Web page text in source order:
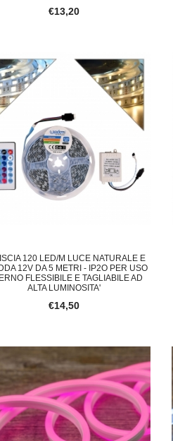
€13,20
120 LED/M LUCE NATURALE E
12V DA 5 METRI - IP2O PER USO
FLESSIBILE E TAGLIABILE AD
ALTA LUMINOSITA'
€14,50